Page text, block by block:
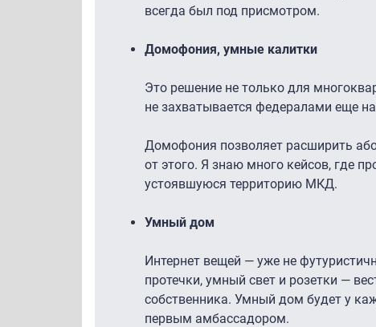
всегда был под присмотром.
Домофония, умные калитки
Это решение не только для
не захватывается федералами еще
Домофония позволяет расширить
от этого. Я знаю много кейсов, где
устоявшуюся территорию МКД.
Умный дом
Интернет вещей — уже не
протечки, умный свет и розетки —
собственника. Умный дом будет у
первым амбассадором.